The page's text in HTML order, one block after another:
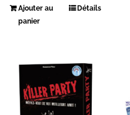
Ajouter au
panier
Détails